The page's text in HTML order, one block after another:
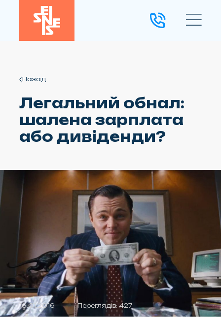
Назад
Легальний обнал:
шалена зарплата
або дивіденди?
16.01.2016 Переглядів: 427